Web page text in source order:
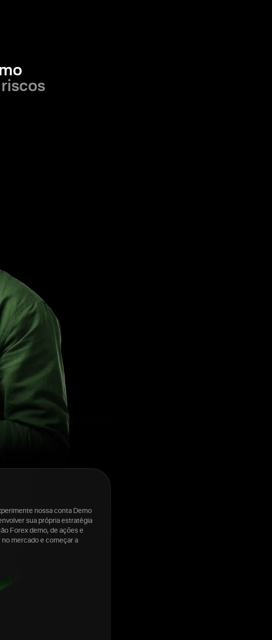
nossa conta Demo
sua própria estratégia
Forex demo, de ações e
mercado e começar a